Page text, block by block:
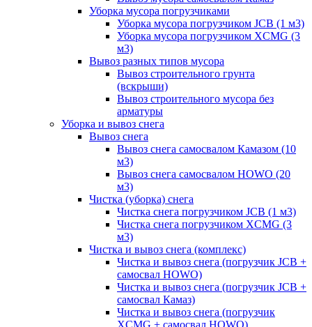
Уборка мусора погрузчиками
Уборка мусора погрузчиком JCB (1 м3)
Уборка мусора погрузчиком XCMG (3
м3)
Вывоз разных типов мусора
Вывоз строительного грунта
(вскрыши)
Вывоз строительного мусора без
арматуры
Уборка и вывоз снега
Вывоз снега
Вывоз снега самосвалом Камазом (10
м3)
Вывоз снега самосвалом HOWO (20
м3)
Чистка (уборка) снега
Чистка снега погрузчиком JCB (1 м3)
Чистка снега погрузчиком XCMG (3
м3)
Чистка и вывоз снега (комплекс)
Чистка и вывоз снега (погрузчик JCB +
самосвал HOWO)
Чистка и вывоз снега (погрузчик JCB +
самосвал Камаз)
Чистка и вывоз снега (погрузчик
XCMG + самосвал HOWO)